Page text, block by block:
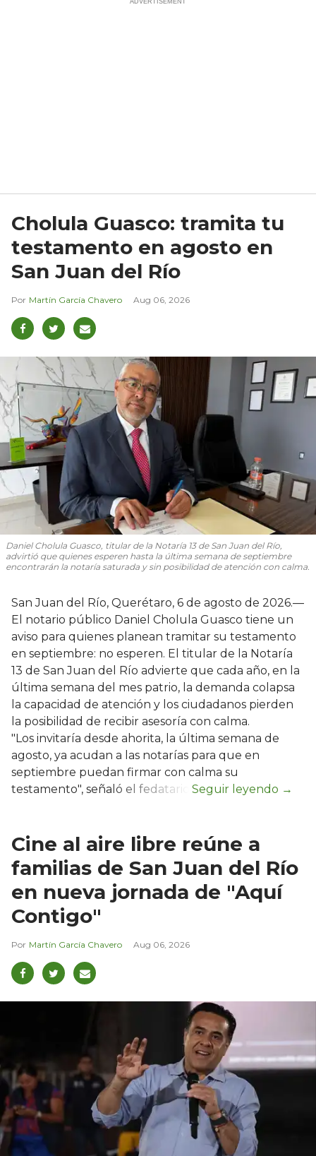
Cholula Guasco: tramita tu
testamento en agosto en
San Juan del Río
Martín García Chavero Aug 06, 2026
Daniel Cholula Guasco, titular de la Notaría 13 de San Juan del Río,
advirtió que quienes esperen hasta la última semana de septiembre
encontrarán la notaría saturada y sin posibilidad de atención con calma.
San Juan del Río, Querétaro, 6 de agosto de 2026.—
El notario público Daniel Cholula Guasco tiene un
aviso para quienes planean tramitar su testamento
en septiembre: no esperen. El titular de la Notaría
13 de San Juan del Río advierte que cada año, en la
última semana del mes patrio, la demanda colapsa
la capacidad de atención y los ciudadanos pierden
la posibilidad de recibir asesoría con calma.
"Los invitaría desde ahorita, la última semana de
agosto, ya acudan a las notarías para que en
septiembre puedan firmar con calma su
testamento", señaló el fedatario.
Cine al aire libre reúne a
familias de San Juan del Río
en nueva jornada de "Aquí
Contigo"
Martín García Chavero Aug 06, 2026